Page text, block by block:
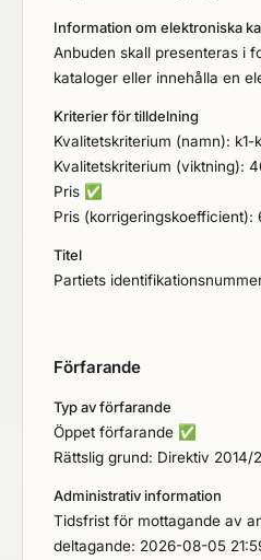
Information om elektroniska
Anbuden skall presenteras i
kataloger eller innehålla en
Kriterier för tilldelning
Kvalitetskriterium (namn): k1-
Kvalitetskriterium (viktning):
Pris ✅
Pris (korrigeringskoefficient):
Titel
Partiets
Förfarande
Typ av förfarande
Öppet förfarande ✅
Rättslig grund: Direktiv 2014/
Administrativ information
Tidsfrist för mottagande av
deltagande: 2026-08-05